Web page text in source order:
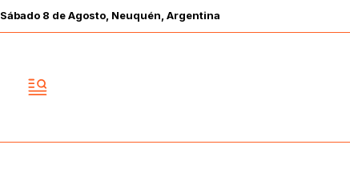
Sábado 8 deAgosto , Neuquén, Argentina